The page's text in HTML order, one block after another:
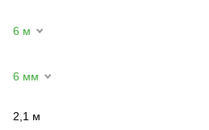
6 м
6 мм
2,1 м